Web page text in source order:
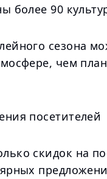
более 90
сезона
чем
посетителей
скидок на